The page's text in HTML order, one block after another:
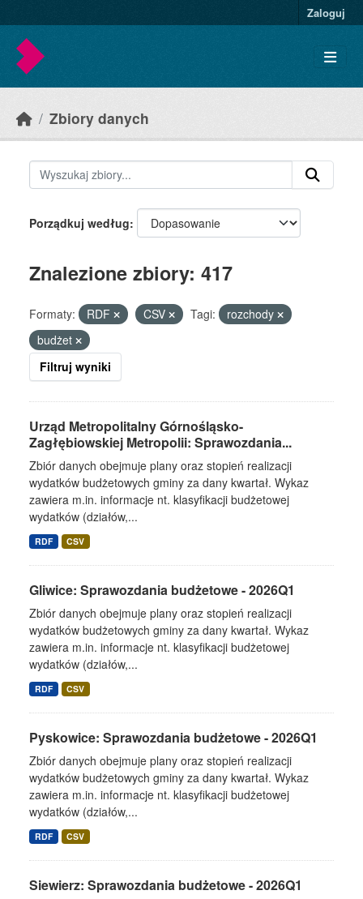
Zaloguj
Zbiory danych
Porządkuj według
Znalezione zbiory: 417
Formaty: RDF CSV Tagi:
rozchody
budżet
Filtruj wyniki
Urząd Metropolitalny Górnośląsko-
Zagłębiowskiej Metropolii: Sprawozdania...
Zbiór danych obejmuje plany oraz stopień realizacji
wydatków budżetowych gminy za dany kwartał. Wykaz
zawiera m.in. informacje nt. klasyfikacji budżetowej
wydatków (działów,...
RDF CSV
Gliwice: Sprawozdania budżetowe - 2026Q1
Zbiór danych obejmuje plany oraz stopień realizacji
wydatków budżetowych gminy za dany kwartał. Wykaz
zawiera m.in. informacje nt. klasyfikacji budżetowej
wydatków (działów,...
RDF CSV
Pyskowice: Sprawozdania budżetowe - 2026Q1
Zbiór danych obejmuje plany oraz stopień realizacji
wydatków budżetowych gminy za dany kwartał. Wykaz
zawiera m.in. informacje nt. klasyfikacji budżetowej
wydatków (działów,...
RDF CSV
Siewierz: Sprawozdania budżetowe - 2026Q1